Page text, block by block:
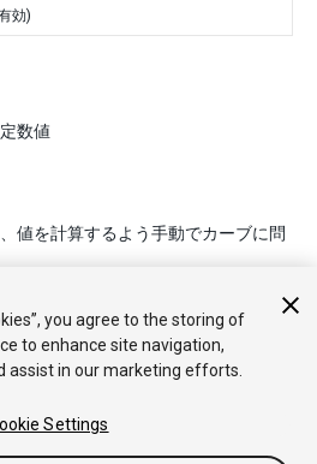
効)
数値
値を計算するよう手動でカーブに問
Publication 2018.2
ナレッジベース フォーラム アセッ
you agree to the storing of
to enhance site navigation,
assist in our marketing efforts.
Settings